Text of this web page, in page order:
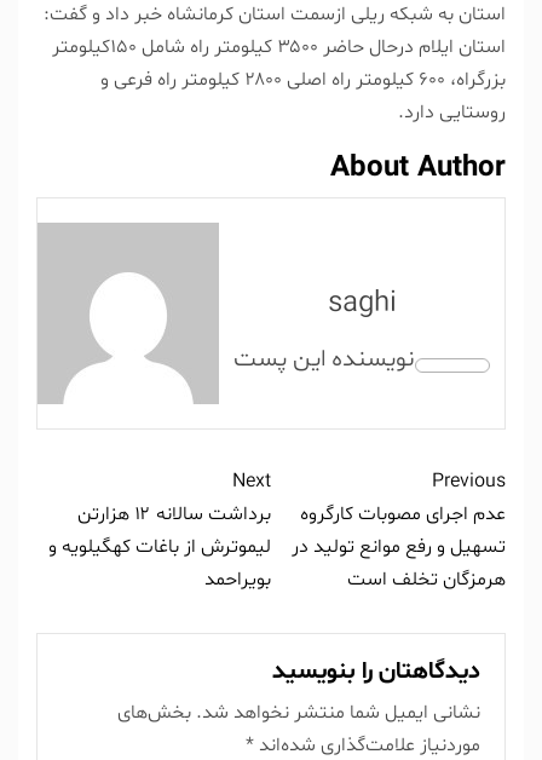
استان به شبکه ریلی ازسمت استان کرمانشاه خبر داد و گفت:
استان ایلام درحال حاضر ۳۵۰۰ کیلومتر راه شامل ۱۵۰کیلومتر
بزرگراه، ۶۰۰ کیلومتر راه اصلی ۲۸۰۰ کیلومتر راه فرعی و
روستایی دارد.
About Author
saghi
Previous
عدم اجرای مصوبات کارگروه
تسهیل و رفع موانع تولید در
هرمزگان تخلف است
Next
برداشت سالانه ۱۲ هزارتن
لیموترش از باغات کهگیلویه و
بویراحمد
دیدگاهتان را بنویسید
نشانی ایمیل شما منتشر نخواهد شد. بخش‌های
موردنیاز علامت‌گذاری شده‌اند *